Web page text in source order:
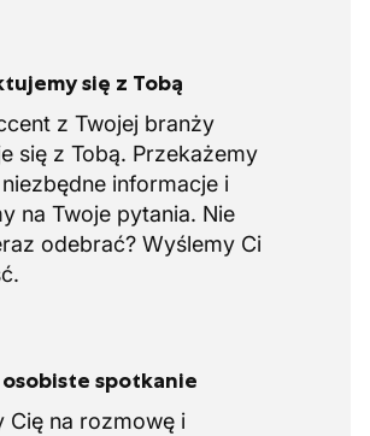
się z Tobą
z Twojej branży
się z Tobą. Przekażemy
informacje i
na Twoje pytania. Nie
odebrać? Wyślemy Ci
osobiste spotkanie
Cię na rozmowę i